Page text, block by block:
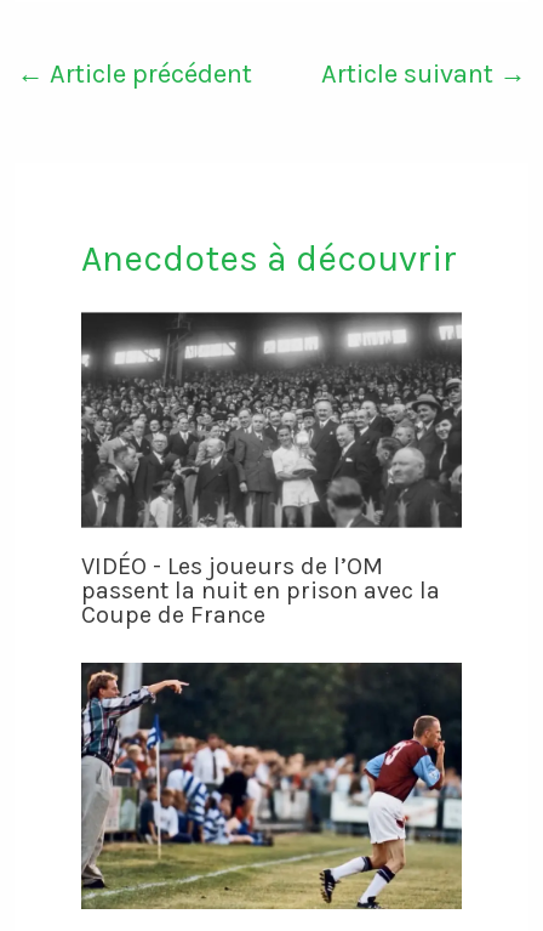
← Article précédent Article suivant →
Anecdotes à découvrir
VIDÉO - Les joueurs de l’OM
passent la nuit en prison avec la
Coupe de France